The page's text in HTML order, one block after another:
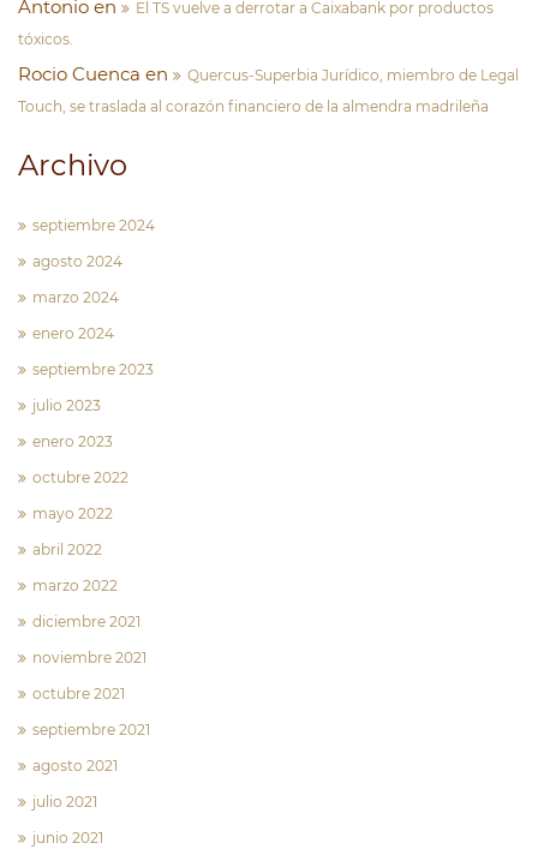
Antonio en
El TS vuelve a derrotar a Caixabank por productos
tóxicos.
Rocio Cuenca en
Quercus-Superbia Jurídico, miembro de Legal
Touch, se traslada al corazón financiero de la almendra madrileña
Archivo
septiembre 2024
agosto 2024
marzo 2024
enero 2024
septiembre 2023
julio 2023
enero 2023
octubre 2022
mayo 2022
abril 2022
marzo 2022
diciembre 2021
noviembre 2021
octubre 2021
septiembre 2021
agosto 2021
julio 2021
junio 2021